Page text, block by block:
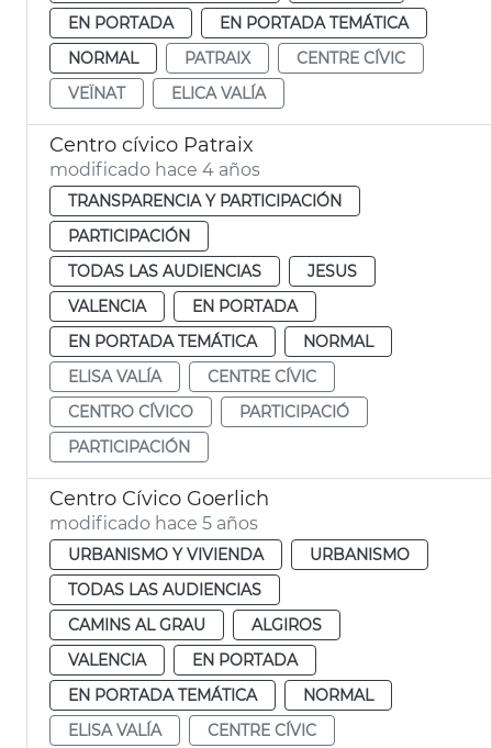
EN PORTADA
EN PORTADA TEMÁTICA
NORMAL
PATRAIX
CENTRE CÍVIC
VEÏNAT
ELICA VALÍA
Centro cívico Patraix
modificado hace 4 años
TRANSPARENCIA Y PARTICIPACIÓN
PARTICIPACIÓN
TODAS LAS AUDIENCIAS
JESUS
VALENCIA
EN PORTADA
EN PORTADA TEMÁTICA
NORMAL
ELISA VALÍA
CENTRE CÍVIC
CENTRO CÍVICO
PARTICIPACIÓ
PARTICIPACIÓN
Centro Cívico Goerlich
modificado hace 5 años
URBANISMO Y VIVIENDA
URBANISMO
TODAS LAS AUDIENCIAS
CAMINS AL GRAU
ALGIROS
VALENCIA
EN PORTADA
EN PORTADA TEMÁTICA
NORMAL
ELISA VALÍA
CENTRE CÍVIC